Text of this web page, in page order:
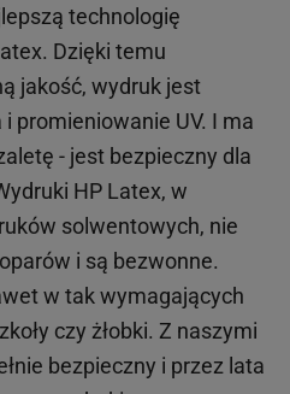
technologię
Dzięki temu
jakość, wydruk jest
promieniowanie UV. I ma
- jest bezpieczny dla
HP Latex, w
solwentowych, nie
i są bezwonne.
w tak wymagających
czy żłobki. Z naszymi
bezpieczny i przez lata